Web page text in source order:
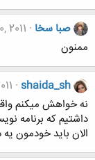
صبا سخا 2011
ممنون
shaida_sh
نه خواهش میکنم
داشتیم که برنامه
الان باید خودمون